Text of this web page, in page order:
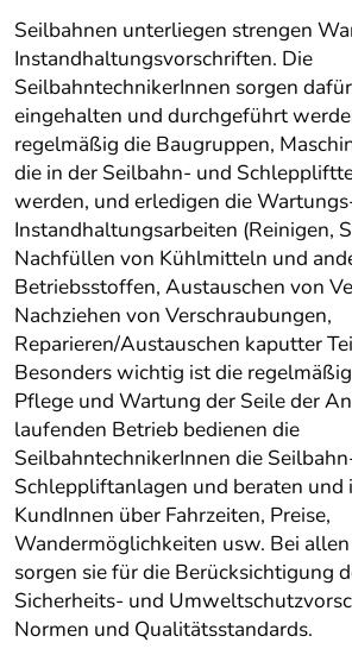
Seilbahnen unterliegen strengen
Instandhaltungsvorschriften. Die
SeilbahntechnikerInnen sorgen
eingehalten und durchgeführt
regelmäßig die Baugruppen,
die in der Seilbahn- und
werden, und erledigen die
Instandhaltungsarbeiten (Reinigen,
Nachfüllen von Kühlmitteln und
Betriebsstoffen, Austauschen von
Nachziehen von Verschraubungen,
Reparieren/Austauschen kaputter
Besonders wichtig ist die
Pflege und Wartung der Seile der
laufenden Betrieb bedienen die
SeilbahntechnikerInnen die
Schleppliftanlagen und beraten und
KundInnen über Fahrzeiten, Preise,
Wandermöglichkeiten usw. Bei
sorgen sie für die Berücksichtigung
Sicherheits- und
Normen und Qualitätsstandards.